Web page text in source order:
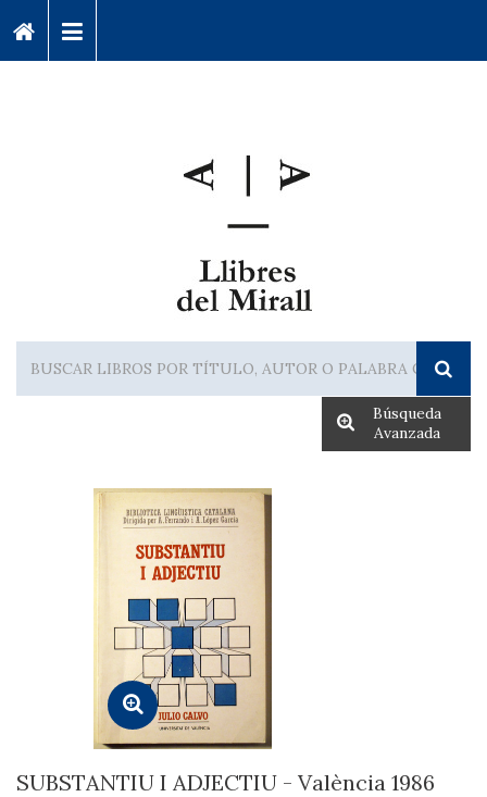
Búsqueda
Avanzada
SUBSTANTIU I ADJECTIU - València 1986